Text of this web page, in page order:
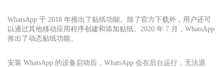
WhatsApp 于 2018 年推出了贴纸功能。除了官方下载外，用户还可
以通过其他移动应用程序创建和添加贴纸。2020 年 7 月，WhatsApp
推出了动态贴纸功能。
安装 WhatsApp 的设备启动后，WhatsApp 会在后台运行，无法退